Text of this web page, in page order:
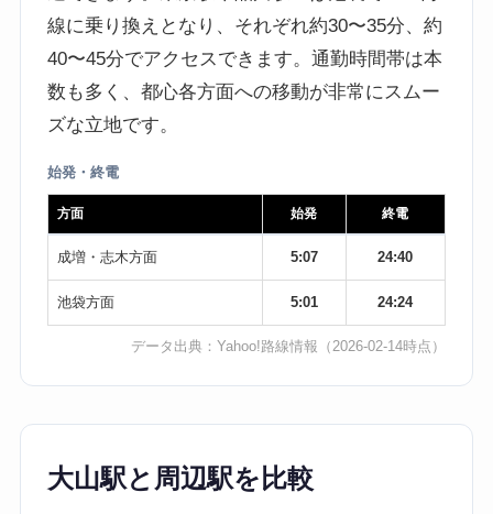
線に乗り換えとなり、それぞれ約30〜35分、約
40〜45分でアクセスできます。通勤時間帯は本
数も多く、都心各方面への移動が非常にスムー
ズな立地です。
始発・終電
方面 始発 終電
成増・志木方面 5:07 24:40
池袋方面 5:01 24:24
データ出典：Yahoo!路線情報 （2026-02-14時点）
大山駅と周辺駅を比較